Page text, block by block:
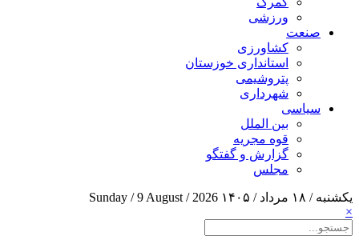
ورزشی
صنعت
کشاورزی
استانداری خوزستان
پتروشیمی
شهرداری
سیاسی
بین الملل
قوه مجریه
گزارش و گفتگو
مجلس
یکشنبه / ۱۸ مرداد / ۱۴۰۵
Sunday / 9 August / 2026
×